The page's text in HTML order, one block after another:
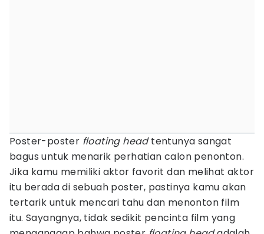
Poster-poster floating headtentunya sangat
bagus untuk menarik perhatian calon penonton.
Jika kamu memiliki aktor favorit dan melihat aktor
itu berada di sebuah poster, pastinya kamu akan
tertarik untuk mencari tahu dan menonton film
itu. Sayangnya, tidak sedikit pencinta film yang